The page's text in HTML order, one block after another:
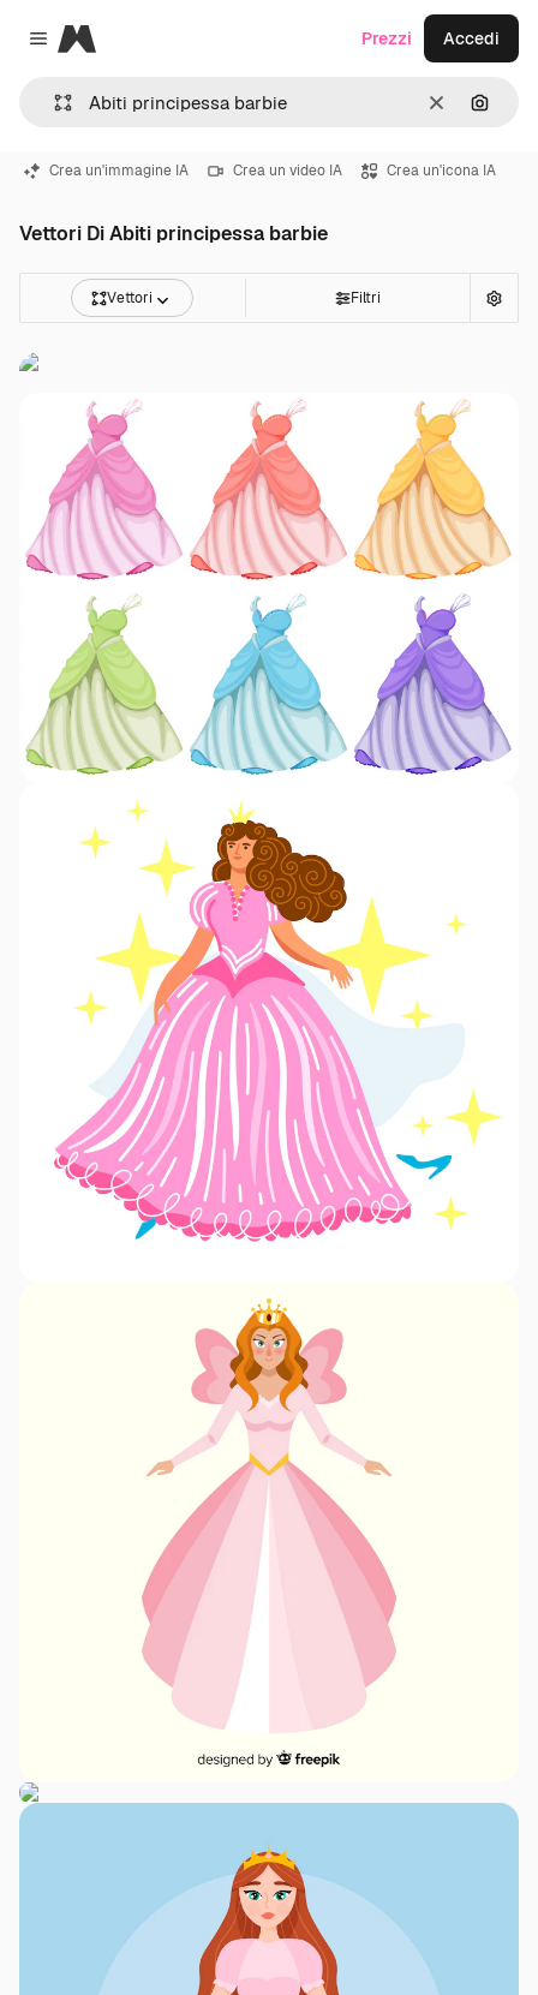
Close menu
Magnific
CancellaCerca
Prezzi Accedi
Crea un'immagine IA Crea un video IA Crea un'icona IA
Vettori Di Abiti principessa barbie
Vettori Filtri